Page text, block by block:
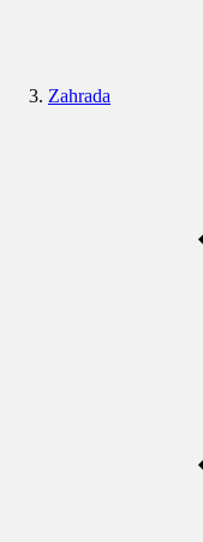
Zahrada